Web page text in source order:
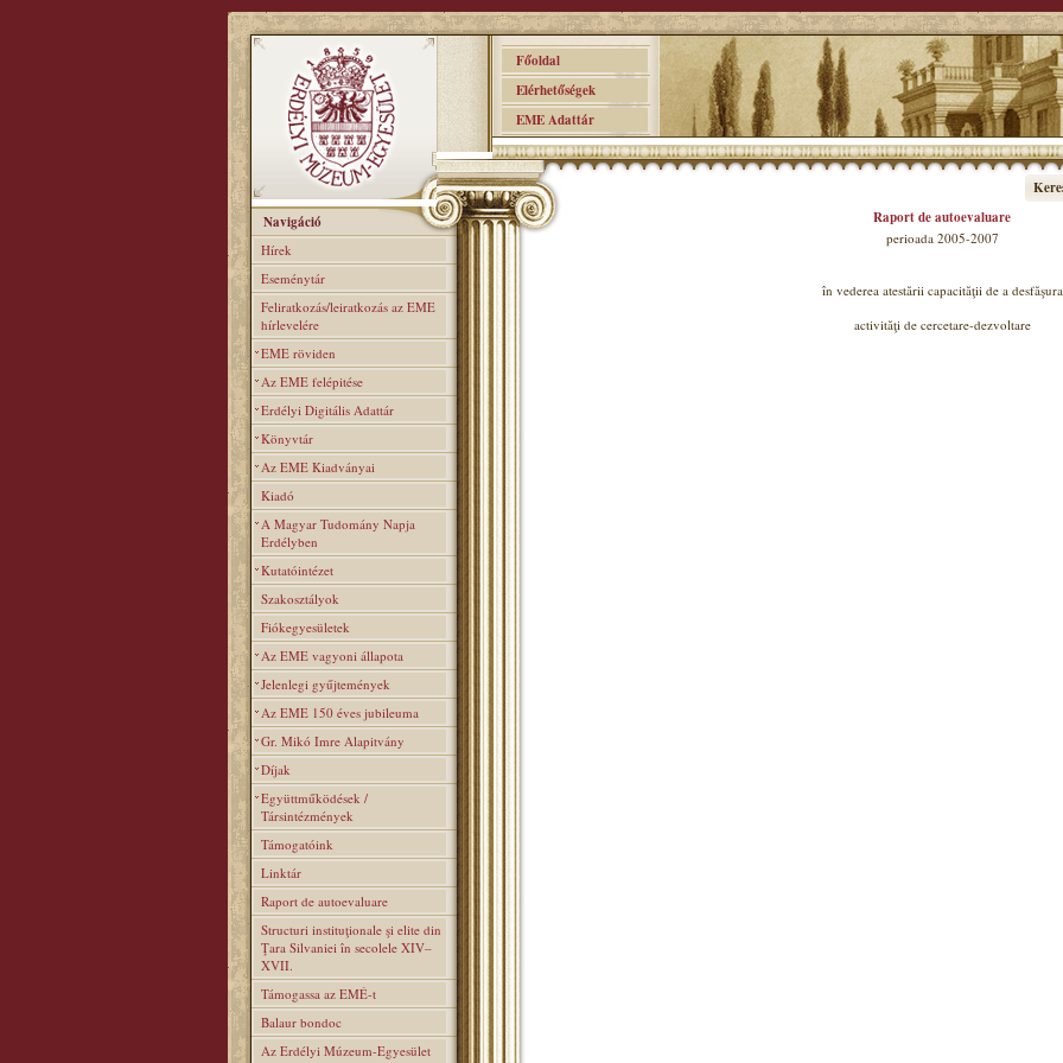
Főoldal
Elérhetőségek
EME Adattár
Navigáció
Hírek
Eseménytár
Feliratkozás/leiratkozás az EME
hírlevelére
EME röviden
Az EME felépitése
Erdélyi Digitális Adattár
Könyvtár
Az EME Kiadványai
Kiadó
A Magyar Tudomány Napja
Erdélyben
Kutatóintézet
Szakosztályok
Fiókegyesületek
Az EME vagyoni állapota
Jelenlegi gyűjtemények
Az EME 150 éves jubileuma
Gr. Mikó Imre Alapitvány
Díjak
Együttműködések /
Társintézmények
Támogatóink
Linktár
Raport de autoevaluare
Structuri instituţionale şi elite din
Ţara Silvaniei în secolele XIV–
XVII.
Támogassa az EMÉ-t
Balaur bondoc
Az Erdélyi Múzeum-Egyesület
Raport de autoevaluare
perioada 2005-2007
în vederea atestării capacităţii de a desfăşura
activităţi de cercetare-dezvoltare